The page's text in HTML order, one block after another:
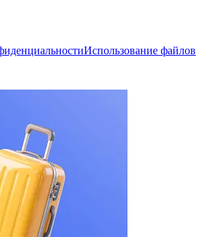
Использование файлов